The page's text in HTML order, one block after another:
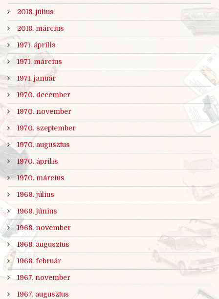
2018. július
2018. március
1971. április
1971. március
1971. január
1970. december
1970. november
1970. szeptember
1970. augusztus
1970. április
1970. március
1969. július
1969. június
1968. november
1968. augusztus
1968. február
1967. november
1967. augusztus